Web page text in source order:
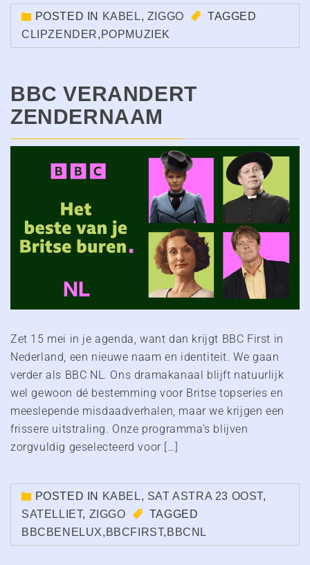
POSTED IN KABEL, ZIGGO
TAGGED
CLIPZENDER, POPMUZIEK
BBC VERANDERT
ZENDERNAAM
Zet 15 mei in je agenda, want dan krijgt BBC First in
Nederland, een nieuwe naam en identiteit. We gaan
verder als BBC NL. Ons dramakanaal blijft natuurlijk
wel gewoon dé bestemming voor Britse topseries en
meeslepende misdaadverhalen, maar we krijgen een
frissere uitstraling. Onze programma’s blijven
zorgvuldig geselecteerd voor […]
POSTED IN KABEL, SAT ASTRA 23 OOST,
SATELLIET, ZIGGO
TAGGED
BBCBENELUX, BBCFIRST, BBCNL